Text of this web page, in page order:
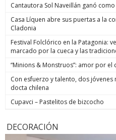
Cantautora Sol Naveillán ganó
Casa Líquen abre sus puertas a la
Cladonia
Festival Folclórico en la Patagonia:
marcado por la cueca y las
“Minions & Monstruos”: amor por el
Con esfuerzo y talento, dos
docta chilena
Cupavci – Pastelitos de bizcocho
DECORACIÓN